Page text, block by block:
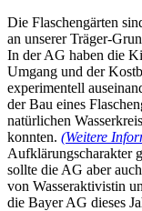
Die Flaschengärten
an unserer Träger-
In der AG haben die
Umgang und der
experimentell
der Bau eines
natürlichen
konnten. (Weitere
Aufklärungscharakter
sollte die AG aber
von Wasseraktivistin
die Bayer AG dieses